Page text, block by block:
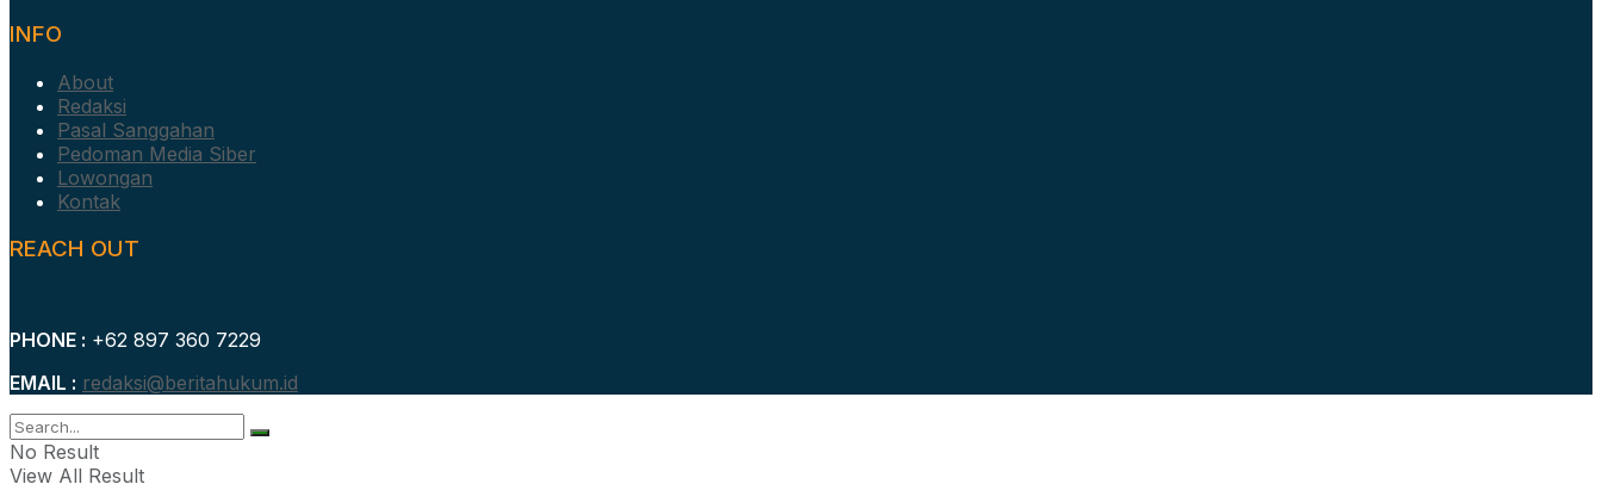
INFO
About
Redaksi
Pasal Sanggahan
Pedoman Media Siber
Lowongan
Kontak
REACH OUT
PHONE : +62 897 360 7229
EMAIL : redaksi@beritahukum.id
No Result
View All Result